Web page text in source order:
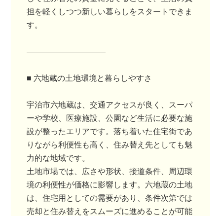
担を軽くしつつ新しい暮らしをスタートできま
す。
――――――――――
■ 六地蔵の土地環境と暮らしやすさ
宇治市六地蔵は、交通アクセスが良く、スーパ
ーや学校、医療施設、公園など生活に必要な施
設が整ったエリアです。落ち着いた住宅街であ
りながら利便性も高く、住み替え先としても魅
力的な地域です。
土地市場では、広さや形状、接道条件、周辺環
境の利便性が価格に影響します。六地蔵の土地
は、住宅用としての需要があり、条件次第では
売却と住み替えをスムーズに進めることが可能